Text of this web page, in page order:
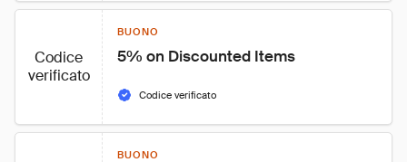
Codice
verificato
BUONO
5% on Discounted Items
Codice verificato
BUONO